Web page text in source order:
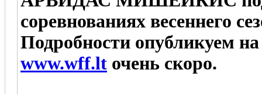
соревнованиях весеннего
Подробности опубликуем
www.wff.lt очень скоро.